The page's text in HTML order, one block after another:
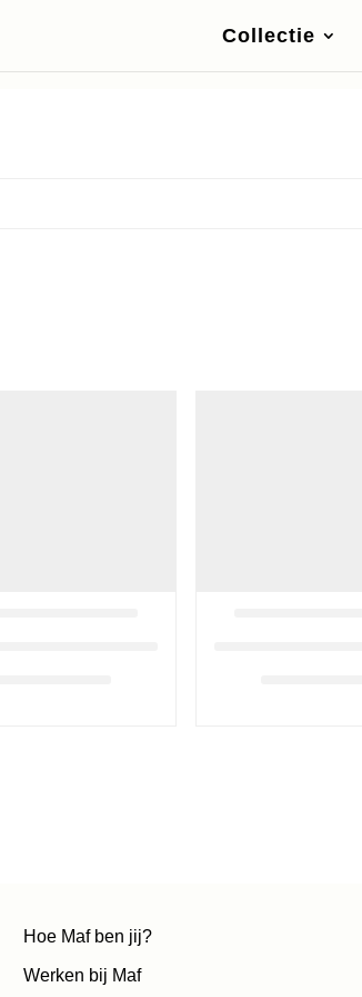
Collectie
Hoe Maf ben jij?
Werken bij Maf